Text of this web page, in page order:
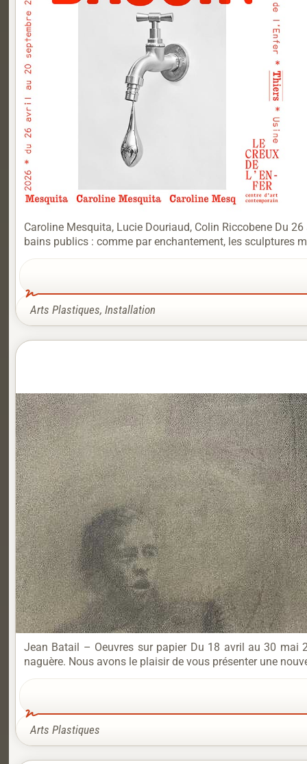
Caroline Mesquita, Lucie Douriaud, Colin Riccobene Du
bains publics : comme par enchantement, les sculptures
Arts Plastiques, Installation
Jean Batail – Oeuvres sur papier Du 18 avril au 30 mai
naguère. Nous avons le plaisir de vous présenter une
Arts Plastiques